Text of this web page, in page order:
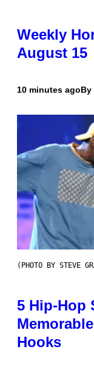
Weekly
August 15
10 minutes agoBy
(PHOTO BY STEVE
5 Hip-Hop
Hooks